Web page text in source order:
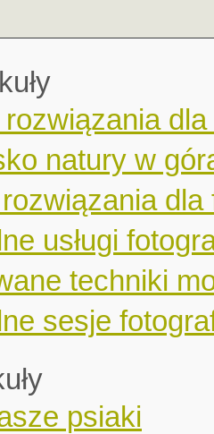
dla
natury w
usługi
techniki
sesje
psiaki